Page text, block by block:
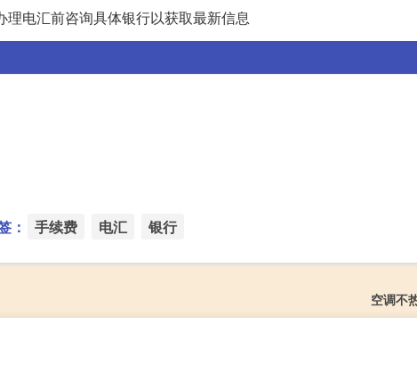
电汇前咨询具体银行以获取最新信息
： 手续费 电汇 银行
空调不